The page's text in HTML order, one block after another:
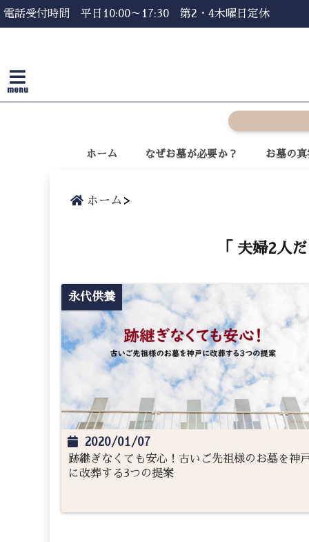
電話受付時間 平日10:00～17:30 第2・4木曜日定休
menu
ホーム なぜお墓が必要か？ お墓の真
ホーム
「 夫婦2人
永代供養
2020/01/07
跡継ぎなくても安心！古いご先祖様のお墓を神
に改葬する3つの提案